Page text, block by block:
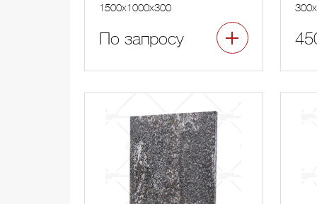
1500x1000x300
По запросу